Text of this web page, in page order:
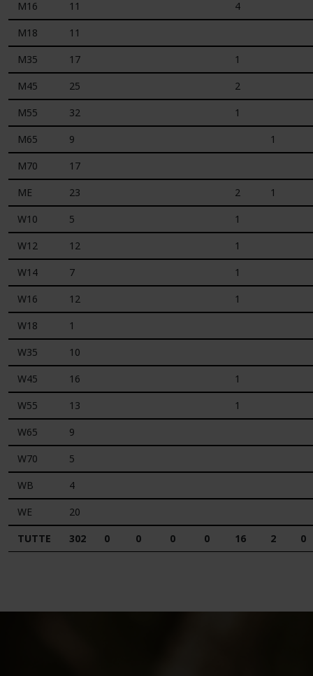
M16
11
4
M18
11
M35
17
1
M45
25
2
M55
32
1
M65
9
1
M70
17
ME
23 2
1
W10
5
1
W12
12
1
W14
7
1
W16
12
1
W18
1
W35
10
W45
16
1
W55
13
1
W65
9
W70
5
WB
4
WE
20
TUTTE
302 0 0 0 0 16 2 0